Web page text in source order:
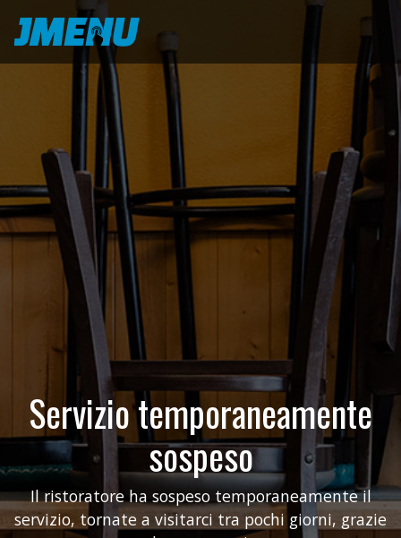
Servizio temporaneamente
sospeso
Il ristoratore ha sospeso temporaneamente il
servizio, tornate a visitarci tra pochi giorni, grazie